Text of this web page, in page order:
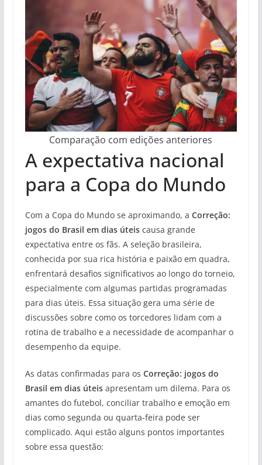
Comparação com edições anteriores
A expectativa nacional
para a Copa do Mundo
Com a Copa do Mundo se aproximando, a Correção:
jogos do Brasil em dias úteiscausa grande
expectativa entre os fãs. A seleção brasileira,
conhecida por sua rica história e paixão em quadra,
enfrentará desafios significativos ao longo do torneio,
especialmente com algumas partidas programadas
para dias úteis. Essa situação gera uma série de
discussões sobre como os torcedores lidam com a
rotina de trabalho e a necessidade de acompanhar o
desempenho da equipe.
As datas confirmadas para os Correção: jogos do
Brasil em dias úteisapresentam um dilema. Para os
amantes do futebol, conciliar trabalho e emoção em
dias como segunda ou quarta-feira pode ser
complicado. Aqui estão alguns pontos importantes
sobre essa questão: